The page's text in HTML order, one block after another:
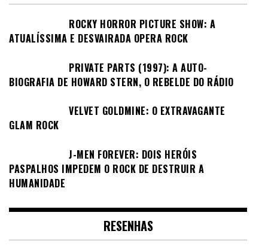
ROCKY HORROR PICTURE SHOW: A
ATUALÍSSIMA E DESVAIRADA OPERA ROCK
PRIVATE PARTS (1997): A AUTO-
BIOGRAFIA DE HOWARD STERN, O REBELDE DO RÁDIO
VELVET GOLDMINE: O EXTRAVAGANTE
GLAM ROCK
J-MEN FOREVER: DOIS HERÓIS
PASPALHOS IMPEDEM O ROCK DE DESTRUIR A
HUMANIDADE
RESENHAS